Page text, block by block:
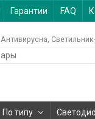
Гарантии FAQ
Антивирусна Светильник-
По типу